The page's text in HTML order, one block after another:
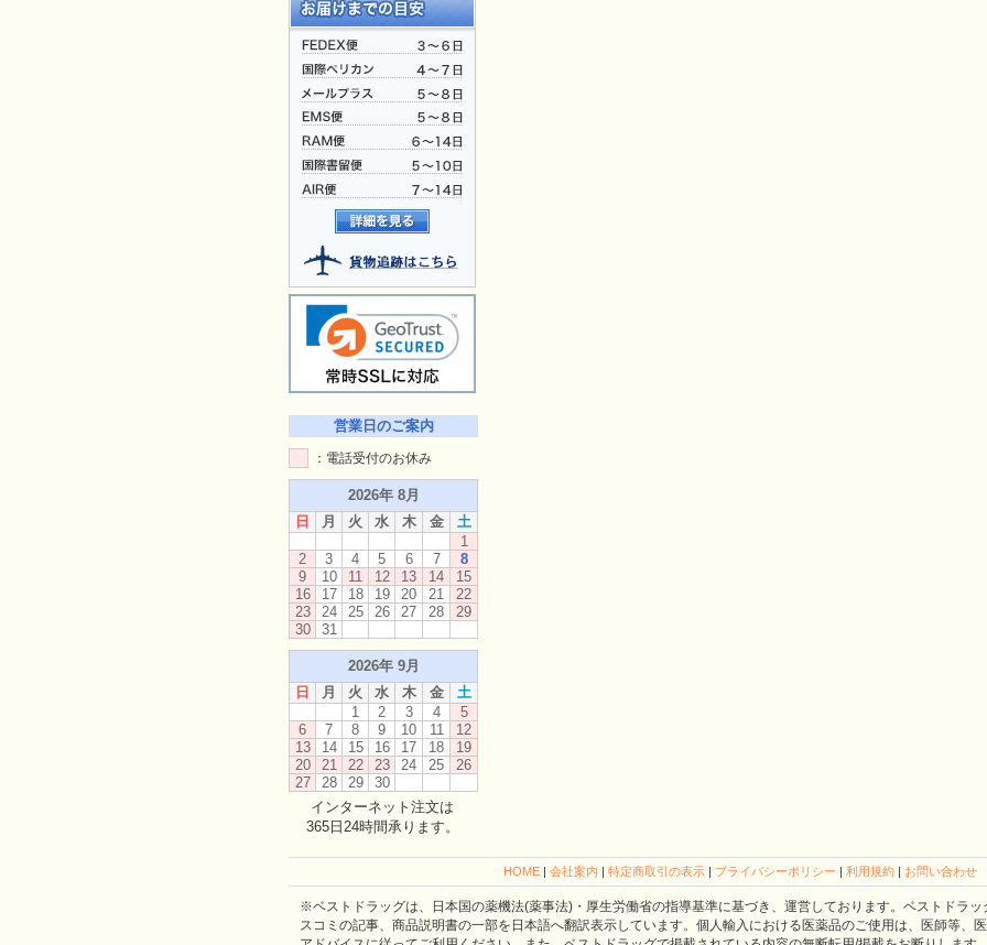
営業日のご案内
：電話受付のお休み
2026年 8月
日
月 火 水 木 金
土
1
2
3 4 5 6 7
8
9
10 11 12 13 14
15
16
17 18 19 20 21
22
23
24 25 26 27 28
29
30
31
2026年 9月
日
月 火 水 木 金
土
1
2 3 4
5
6
7 8 9 10 11
12
13
14 15 16 17 18
19
20
21 22 23 24 25
26
27
28 29
30
インターネット注文は
365日24時間承ります。
HOME | 会社案内 | 特定商取引の表示 | プライバシーポリシー | 利用規約 | お問い合わせ
※ベストドラッグは、日本国の薬機法(薬事法)・厚生労働省の指導基準に基づき、運営しております。ベストドラ
スコミの記事、商品説明書の一部を日本語へ翻訳表示しています。個人輸入における医薬品のご使用は、医師等、